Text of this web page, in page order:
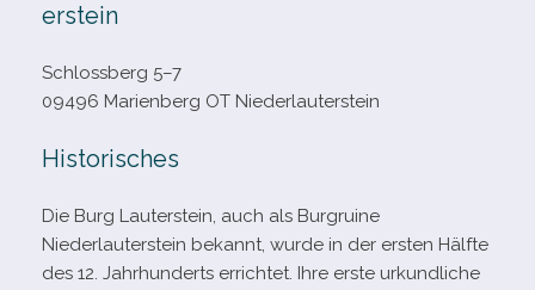
erstein
Schlossberg 5–7
09496 Marienberg OT Niederlauterstein
Historisches
Die Burg Lauterstein, auch als Burgruine
Niederlauterstein bekannt, wurde in der ers­ten Hälfte
des 12. Jahrhunderts errich­tet. Ihre erste urkund­li­che